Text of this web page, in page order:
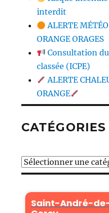
interdit
ALERTE
ORANGE ORAGES
Consultation
classée (ICPE)
ALERTE
ORANGE
CATÉGORIES
Catégories